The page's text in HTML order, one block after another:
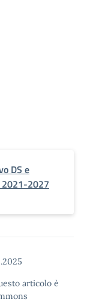
DS e
2027
articolo è